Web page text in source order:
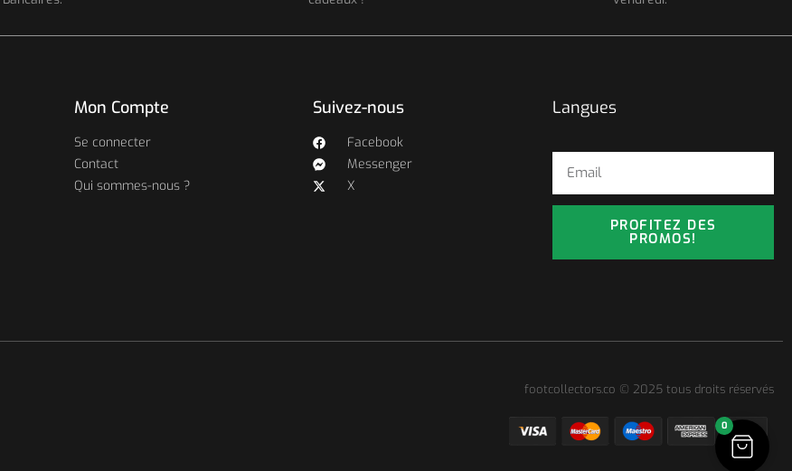
Mon Compte
Se connecter
Contact
Qui sommes-nous ?
Suivez-nous
Facebook
Messenger
X
Langues
PROFITEZ DES
PROMOS!
footcollectors.co © 2025 tous droits réservés
0